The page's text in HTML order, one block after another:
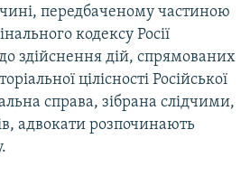
передбаченому частиною
кодексу Росії
здійснення дій, спрямованих
цілісності Російської
справа, зібрана слідчими,
адвокати розпочинають